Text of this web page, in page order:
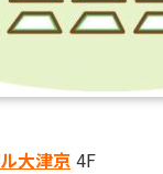
大津京 4F